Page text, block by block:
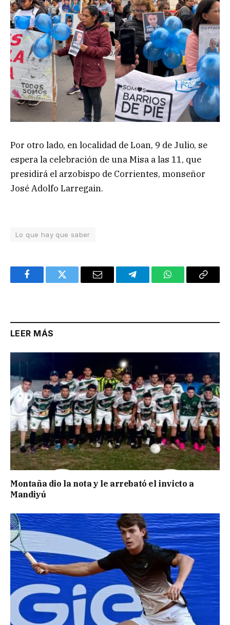
Por otro lado, en localidad de Loan, 9 de Julio, se
espera la celebración de una Misa a las 11, que
presidirá el arzobispo de Corrientes, monseñor
José Adolfo Larregain.
Lo que hay que saber
FacebookTwitter Email TelegramWhatsAppCopy
LEER MÁS
Montaña dio la nota y le arrebató el invicto a
Mandiyú